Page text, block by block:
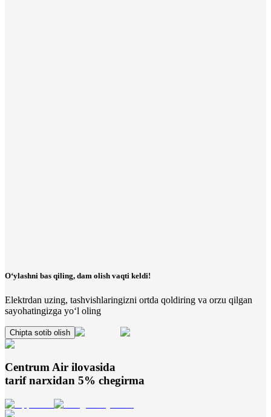
O‘ylashni bas qiling, dam olish vaqti keldi!
Elektrdan uzing, tashvishlaringizni ortda qoldiring va orzu qilgan
sayohatingizga yo‘l oling
Chipta sotib olish
Centrum Air ilovasida
tarif narxidan 5% chegirma